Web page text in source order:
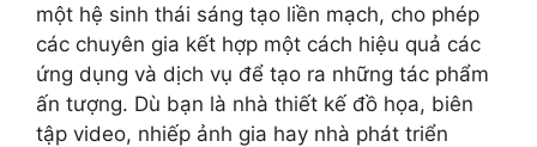
một hệ sinh thái sáng tạo liền mạch, cho phép
các chuyên gia kết hợp một cách hiệu quả các
ứng dụng và dịch vụ để tạo ra những tác phẩm
ấn tượng. Dù bạn là nhà thiết kế đồ họa, biên
tập video, nhiếp ảnh gia hay nhà phát triển